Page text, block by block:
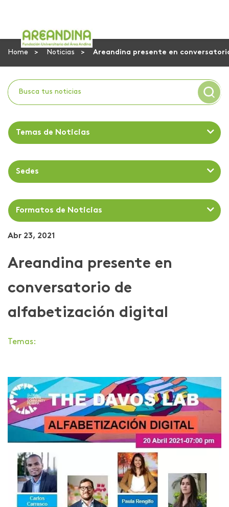
Home Noticias Areandina presente en
Temas de Noticias
Sedes
Formatos de Noticias
Abr 23, 2021
Areandina presente en
conversatorio de
alfabetización digital
Temas: